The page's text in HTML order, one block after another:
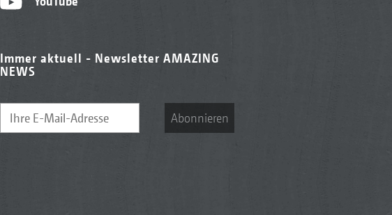
Immer aktuell - Newsletter AMAZING
NEWS
Abonnieren